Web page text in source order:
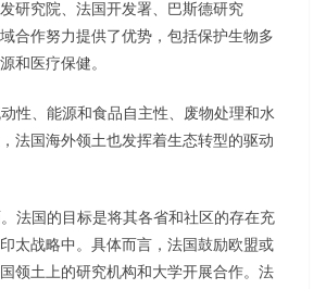
研究院、法国开发署、巴斯德研究
合作努力提供了优势，包括保护生物多
和医疗保健。
性、能源和食品自主性、废物处理和水
法国海外领土也发挥着生态转型的驱动
法国的目标是将其各省和社区的存在充
太战略中。具体而言，法国鼓励欧盟或
领土上的研究机构和大学开展合作。法